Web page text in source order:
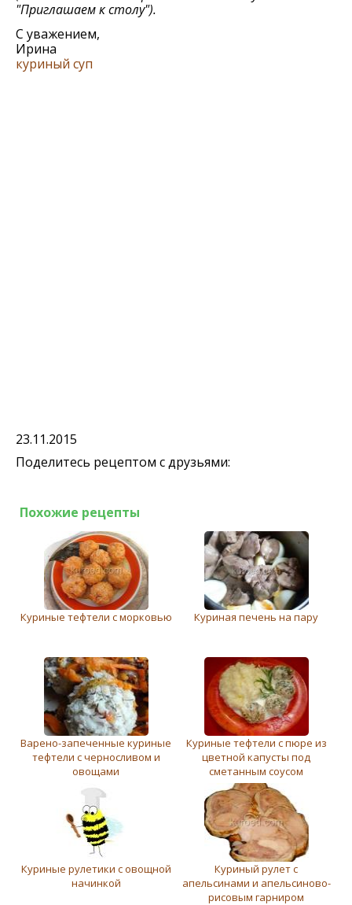
"Приглашаем к столу").
С уважением,
Ирина
куриный суп
23.11.2015
Поделитесь рецептом с друзьями:
Похожие рецепты
Куриные тефтели с морковью Куриная печень на пару
Варено-запеченные куриные
тефтели с черносливом и
овощами
Куриные тефтели с пюре из
цветной капусты под
сметанным соусом
Куриные рулетики с овощной
начинкой
Куриный рулет с
апельсинами и апельсиново-
рисовым гарниром